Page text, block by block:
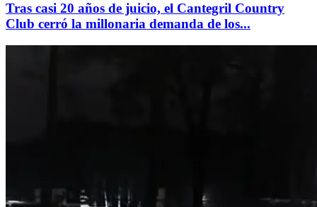
Tras casi 20 años de juicio, el Cantegril Country
Club cerró la millonaria demanda de los...